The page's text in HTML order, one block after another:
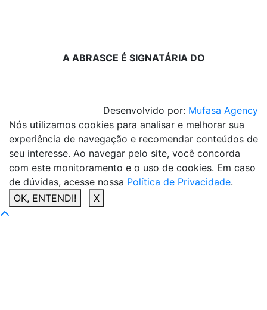
A ABRASCE É SIGNATÁRIA DO
Desenvolvido por: Mufasa Agency
Nós utilizamos cookies para analisar e melhorar sua
experiência de navegação e recomendar conteúdos de
seu interesse. Ao navegar pelo site, você concorda
com este monitoramento e o uso de cookies. Em caso
de dúvidas, acesse nossa Política de Privacidade.
OK, ENTENDI!
X